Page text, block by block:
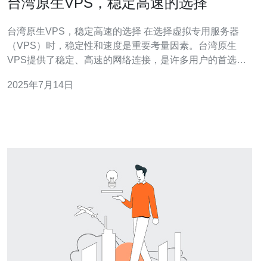
台湾原生VPS，稳定高速的选择 在选择虚拟专用服务器
（VPS）时，稳定性和速度是重要考量因素。台湾原生
VPS提供了稳定、高速的网络连接，是许多用户的首选。
VPS与其他VPS相比有许多优势。首先，由于服务器位于
2025年7月14日